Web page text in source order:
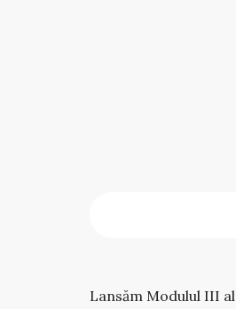
Lansăm Modulul III al